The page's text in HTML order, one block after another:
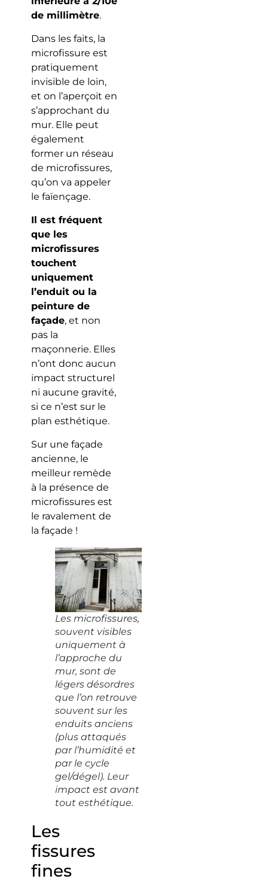
de millimètre.
Dans les faits, la
microfissure est
pratiquement
invisible de loin,
et on l’aperçoit en
s’approchant du
mur. Elle peut
également
former un réseau
de microfissures,
qu’on va appeler
le faïençage.
Il est fréquent
que les
microfissures
touchent
uniquement
l’enduit ou la
peinture de
façade, et non
pas la
maçonnerie. Elles
n’ont donc aucun
impact structurel
ni aucune gravité,
si ce n’est sur le
plan esthétique.
Sur une façade
ancienne, le
meilleur remède
à la présence de
microfissures est
le ravalement de
la façade !
Les microfissures,
souvent visibles
uniquement à
l’approche du
mur, sont de
légers désordres
que l’on retrouve
souvent sur les
enduits anciens
(plus attaqués
par l’humidité et
par le cycle
gel/dégel). Leur
impact est avant
tout esthétique.
Les
fissures
fines